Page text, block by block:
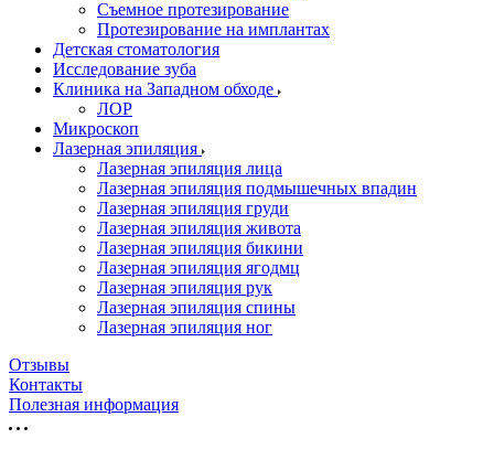
Съемное протезирование
Протезирование на имплантах
Детская стоматология
Исследование зуба
Клиника на Западном обходе
ЛОР
Микроскоп
Лазерная эпиляция
Лазерная эпиляция лица
Лазерная эпиляция подмышечных впадин
Лазерная эпиляция груди
Лазерная эпиляция живота
Лазерная эпиляция бикини
Лазерная эпиляция ягодмц
Лазерная эпиляция рук
Лазерная эпиляция спины
Лазерная эпиляция ног
Отзывы
Контакты
Полезная информация